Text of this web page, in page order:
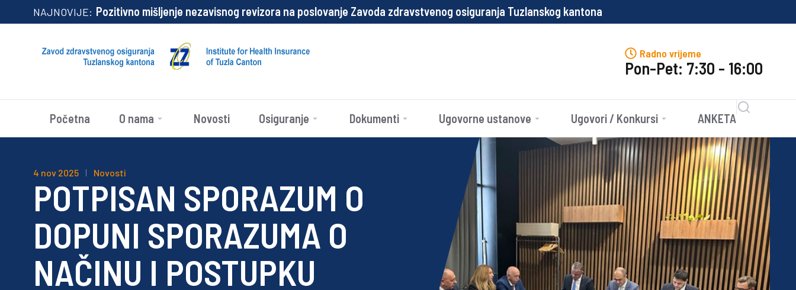
NAJNOVIJE:Pozitivno mišljenje nezavisnog revizora na poslovanje Zavoda zdravstvenog osiguranja Tuzlanskog kantona
Radno vrijeme
Pon-Pet: 7:30 - 16:00
Početna O nama Novosti Osiguranje Dokumenti Ugovorne ustanove Ugovori / Konkursi ANKETA
4 nov 2025 Novosti
POTPISAN SPORAZUM O
DOPUNI SPORAZUMA O
NAČINU I POSTUPKU